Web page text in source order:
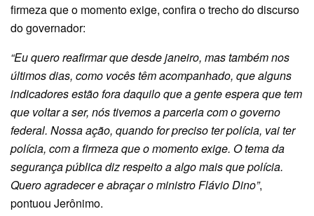
firmeza que o momento exige, confira o trecho do discurso
do governador:
“Eu quero reafirmar que desde janeiro, mas também nos
últimos dias, como vocês têm acompanhado, que alguns
indicadores estão fora daquilo que a gente espera que tem
que voltar a ser, nós tivemos a parceria com o governo
federal. Nossa ação, quando for preciso ter polícia, vai ter
polícia, com a firmeza que o momento exige. O tema da
segurança pública diz respeito a algo mais que polícia.
Quero agradecer e abraçar o ministro Flávio Dino”,
pontuou Jerônimo.